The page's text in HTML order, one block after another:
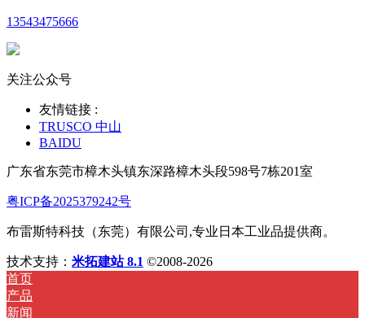
13543475666
关注公众号
友情链接 :
TRUSCO 中山
BAIDU
广东省东莞市樟木头镇东深路樟木头段598号7栋201室
粤ICP备2025379242号
布雷斯特科技（东莞）有限公司,专业日本工业品提供商。
技术支持： 米拓建站 8.1 ©2008-2026
首页
产品
新闻